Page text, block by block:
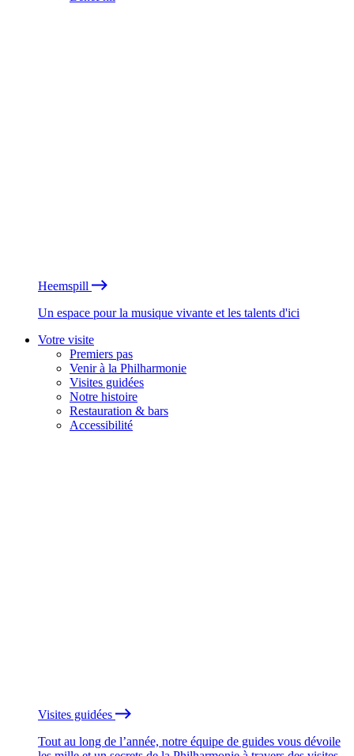
Heemspill
Un espace pour la musique vivante et les talents d'ici
Votre visite
Premiers pas
Venir à la Philharmonie
Visites guidées
Notre histoire
Restauration & bars
Accessibilité
Visites guidées
Tout au long de l’année, notre équipe de guides vous dévoile